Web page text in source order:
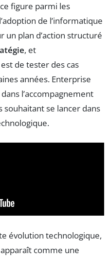
figure parmi les
de l’informatique
un plan d’action structuré
, et
est de tester des cas
années. Enterprise
l’accompagnement
se lancer dans
évolution technologique,
apparaît comme une